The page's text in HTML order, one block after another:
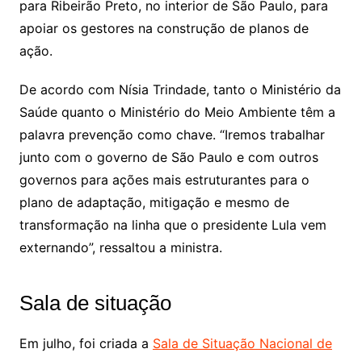
para Ribeirão Preto, no interior de São Paulo, para
apoiar os gestores na construção de planos de
ação.
De acordo com Nísia Trindade, tanto o Ministério da
Saúde quanto o Ministério do Meio Ambiente têm a
palavra prevenção como chave. “Iremos trabalhar
junto com o governo de São Paulo e com outros
governos para ações mais estruturantes para o
plano de adaptação, mitigação e mesmo de
transformação na linha que o presidente Lula vem
externando”, ressaltou a ministra.
Sala de situação
Em julho, foi criada a Sala de Situação Nacional de